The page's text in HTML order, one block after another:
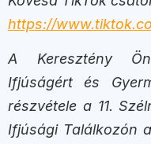
https://
A Keresztény
Ifjúságért és
részvétele a 11.
Ifjúsági Találkozón